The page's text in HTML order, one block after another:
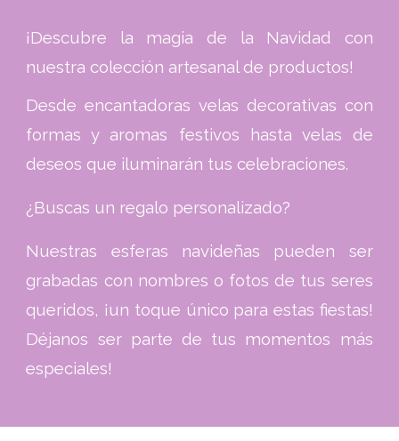
¡Descubre la magia de la Navidad con
nuestra colección artesanal de productos!
Desde encantadoras velas decorativas con
formas y aromas festivos hasta velas de
deseos que iluminarán tus celebraciones.
¿Buscas un regalo personalizado?
Nuestras esferas navideñas pueden ser
grabadas con nombres o fotos de tus seres
queridos, ¡un toque único para estas fiestas!
Déjanos ser parte de tus momentos más
especiales!